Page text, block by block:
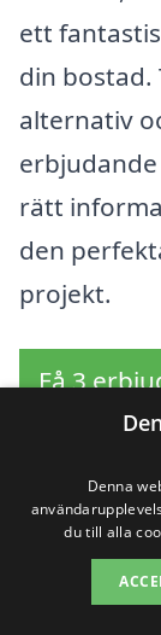
ett
din bostad.
alternativ
rätt
den
projekt.
Få 3
Sök
Denna
du till alla